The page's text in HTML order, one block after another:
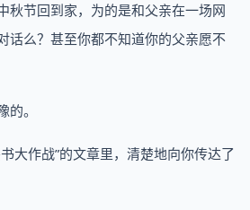
秋节回到家，为的是和父亲在一场网
话么？甚至你都不知道你的父亲愿不
。
大作战”的文章里，清楚地向你传达了